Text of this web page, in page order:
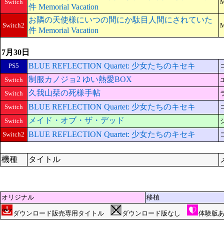
Switch
件 Memorial Vacation
Switch2
お隣の天使様にいつの間にか駄目人間にされていた
件 Memorial Vacation
7月30日
PS5 BLUE REFLECTION Quartet: 少女たちのキセキ
Switch
制服カノジョ2 ゆい熱愛BOX
Switch
久我山栞の死様手帖
Switch
BLUE REFLECTION Quartet: 少女たちのキセキ
Switch
メイド・オブ・ザ・デッド
Switch2 BLUE REFLECTION Quartet: 少女たちのキセキ
機種 タイトル
オリジナル 移植
ダウンロード販売専用タイトル ダウンロード版なし 体験版